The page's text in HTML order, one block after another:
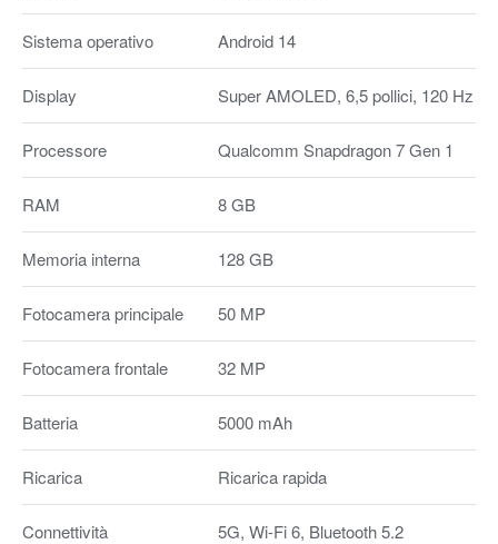
Sistema operativo Android 14
Display Super AMOLED, 6,5 pollici, 120 Hz
Processore Qualcomm Snapdragon 7 Gen 1
RAM 8 GB
Memoria interna 128 GB
Fotocamera principale 50 MP
Fotocamera frontale 32 MP
Batteria 5000 mAh
Ricarica Ricarica rapida
Connettività 5G, Wi-Fi 6, Bluetooth 5.2